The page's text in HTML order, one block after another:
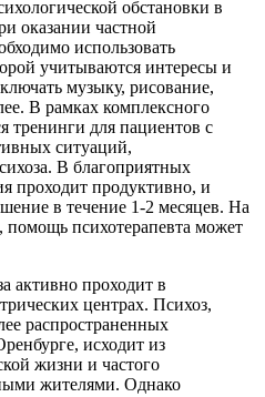
обстановки в
оказании частной
использовать
учитываются интересы и
музыку, рисование,
В рамках комплексного
тренинги для пациентов с
ситуаций,
В благоприятных
проходит продуктивно, и
в течение 1-2 месяцев. На
помощь психотерапевта может
активно проходит в
центрах. Психоз,
распространенных
исходит из
жизни и частого
жителями. Однако